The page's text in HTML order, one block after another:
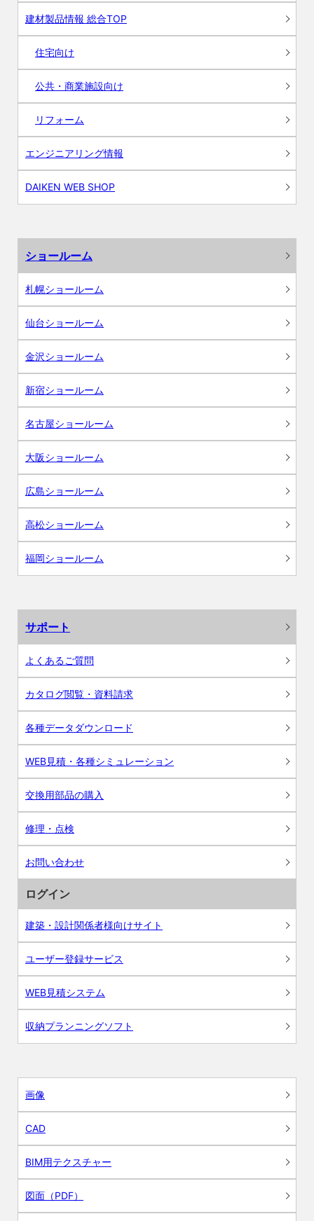
建材製品情報 総合TOP
住宅向け
公共・商業施設向け
リフォーム
エンジニアリング情報
DAIKEN WEB SHOP
ショールーム
札幌ショールーム
仙台ショールーム
金沢ショールーム
新宿ショールーム
名古屋ショールーム
大阪ショールーム
広島ショールーム
高松ショールーム
福岡ショールーム
サポート
よくあるご質問
カタログ閲覧・資料請求
各種データダウンロード
WEB見積・各種シミュレーション
交換用部品の購入
修理・点検
お問い合わせ
ログイン
建築・設計関係者様向けサイト
ユーザー登録サービス
WEB見積システム
収納プランニングソフト
画像
CAD
BIM用テクスチャー
図面（PDF）